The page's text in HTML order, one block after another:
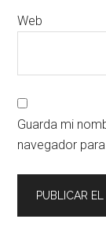
Web
Guarda mi
navegador